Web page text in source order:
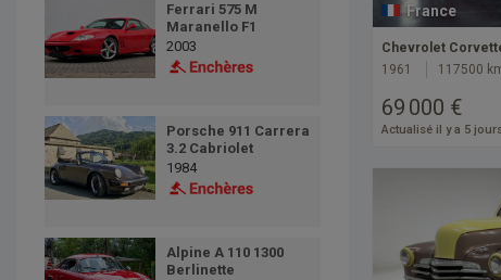
Ferrari 575 M
Maranello F1
2003
Porsche 911 Carrera
3.2 Cabriolet
1984
Alpine A 110 1300
Berlinette
France
Chevrolet
1961
117500
69 000 €
Actualisé il y a 5